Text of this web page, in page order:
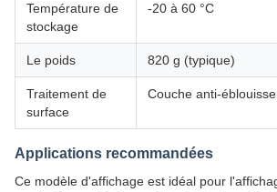
Température de
stockage
-20 à 60 °C
Le poids 820 g (typique)
Traitement de
surface
Couche anti-
Applications recommandées
Ce modèle d'affichage est idéal pour